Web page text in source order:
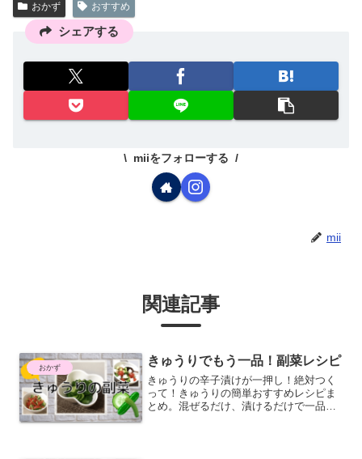
おかず おすすめ
シェアする
miiをフォローする
mii
関連記事
おかず きゅうりでもう一品！副菜レシピ
きゅうりの辛子漬けが一押し！絶対つく
って！きゅうりの簡単おすすめレシピま
とめ。混ぜるだけ、漬けるだけで一品出